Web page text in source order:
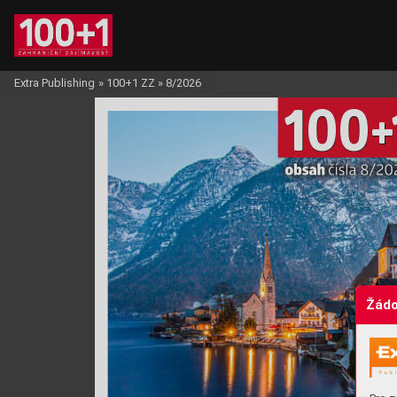
obsah čísla 8/
100+
Extra Publishing » 100+1 ZZ » 8/2026